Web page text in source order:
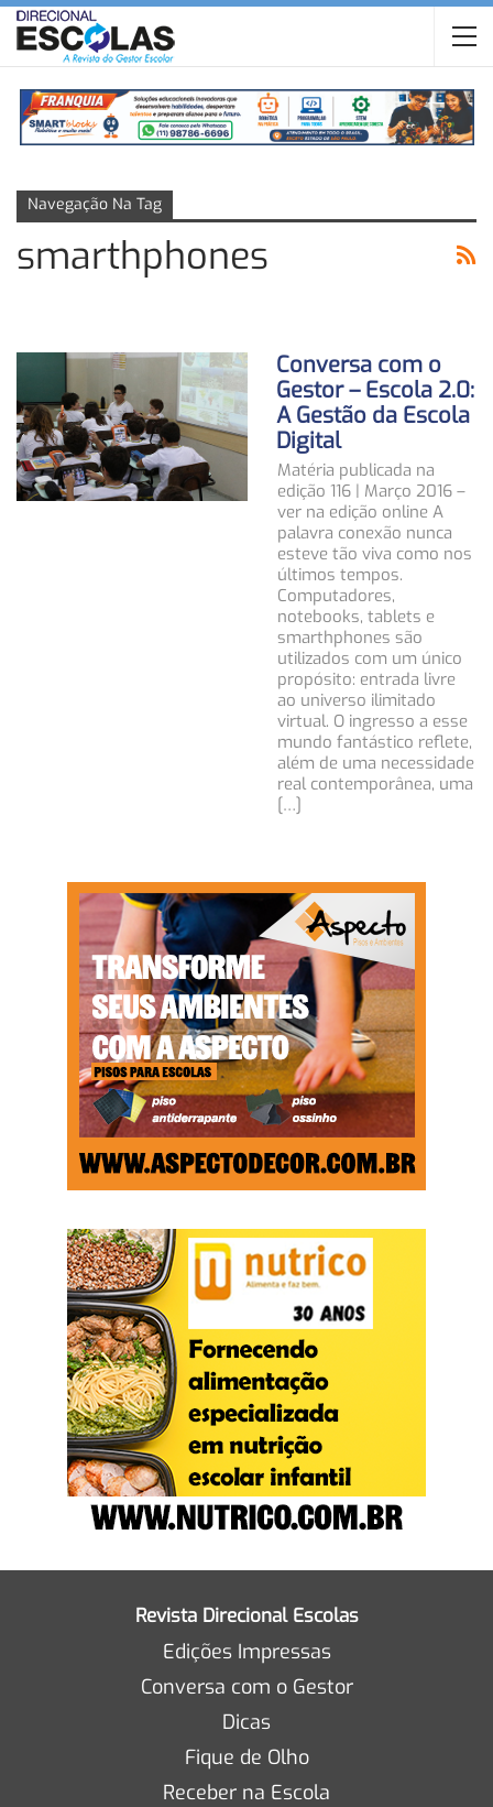
Navegação Na Tag
smarthphones
Conversa com o
Gestor – Escola 2.0:
A Gestão da Escola
Digital
Matéria publicada na
edição 116 | Março 2016 –
ver na edição online A
palavra conexão nunca
esteve tão viva como nos
últimos tempos.
Computadores,
notebooks, tablets e
smarthphones são
utilizados com um único
propósito: entrada livre
ao universo ilimitado
virtual. O ingresso a esse
mundo fantástico reflete,
além de uma necessidade
real contemporânea, uma
[…]
Revista Direcional Escolas
Edições Impressas
Conversa com o Gestor
Dicas
Fique de Olho
Receber na Escola